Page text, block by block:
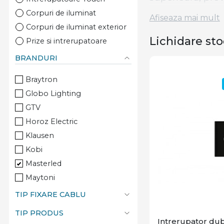
Corpuri de iluminat
Corpuri de iluminat exterior
Prize si intrerupatoare
BRANDURI
Braytron
Globo Lighting
GTV
Horoz Electric
Klausen
Kobi
Masterled
Maytoni
Optonica
TIP FIXARE CABLU
TIP PRODUS
Nu rata
și profită de
Afiseaza mai mult
Lichidare
Intrerupator